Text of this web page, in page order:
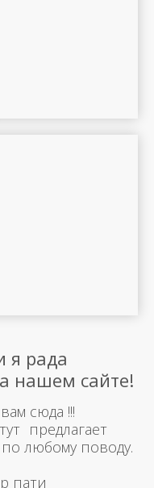
я рада
нашем сайте!
сюда !!!
предлагает
любому поводу.
пати